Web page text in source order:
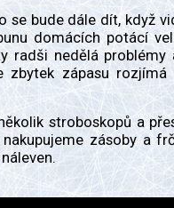
se bude dále dít, když
domácích potácí
radši nedělá
zbytek zápasu
stroboskopů a
zásoby a